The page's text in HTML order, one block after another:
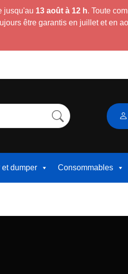
jusqu'au 13 août à 12 h. Toute
être garantis en juillet et en
et dumper Consommables